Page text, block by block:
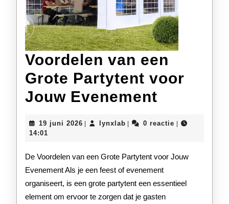
Voordelen van een
Grote Partytent voor
Jouw Evenement
een
Grote
Partytent
voor
19 juni 2026 19
lynxlablynxlab0 reactie
14:01
De Voordelen van een Grote Partytent voor Jouw
Evenement Als je een feest of evenement
organiseert, is een grote partytent een essentieel
element om ervoor te zorgen dat je gasten